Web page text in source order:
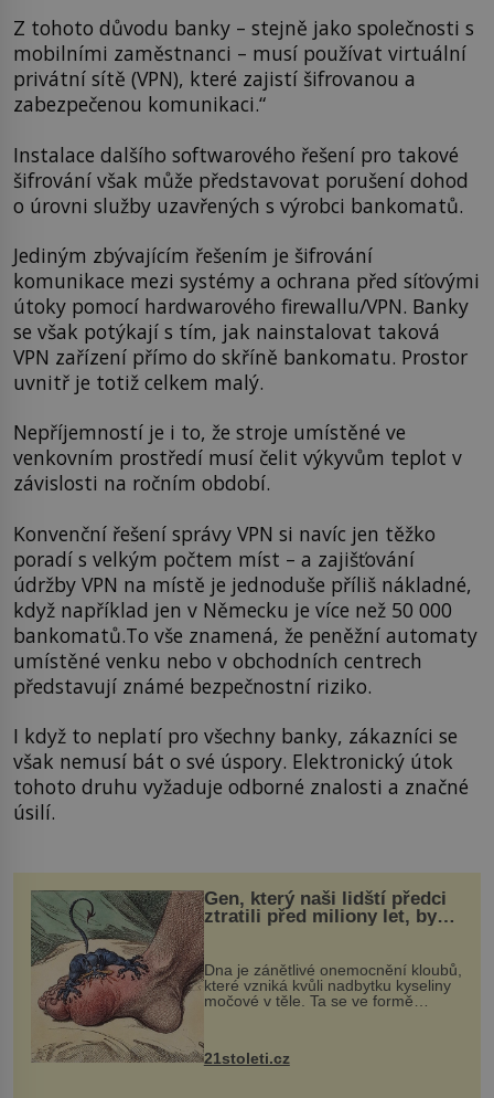
Z tohoto důvodu banky – stejně jako společnosti s
mobilními zaměstnanci – musí používat virtuální
privátní sítě (VPN), které zajistí šifrovanou a
zabezpečenou komunikaci.“
Instalace dalšího softwarového řešení pro takové
šifrování však může představovat porušení dohod
o úrovni služby uzavřených s výrobci bankomatů.
Jediným zbývajícím řešením je šifrování
komunikace mezi systémy a ochrana před síťovými
útoky pomocí hardwarového firewallu/VPN. Banky
se však potýkají s tím, jak nainstalovat taková
VPN zařízení přímo do skříně bankomatu. Prostor
uvnitř je totiž celkem malý.
Nepříjemností je i to, že stroje umístěné ve
venkovním prostředí musí čelit výkyvům teplot v
závislosti na ročním období.
Konvenční řešení správy VPN si navíc jen těžko
poradí s velkým počtem míst – a zajišťování
údržby VPN na místě je jednoduše příliš nákladné,
když například jen v Německu je více než 50 000
bankomatů.To vše znamená, že peněžní automaty
umístěné venku nebo v obchodních centrech
představují známé bezpečnostní riziko.
I když to neplatí pro všechny banky, zákazníci se
však nemusí bát o své úspory. Elektronický útok
tohoto druhu vyžaduje odborné znalosti a značné
úsilí.
Gen, který naši lidští předci
ztratili před miliony let, by
mohl pomoci s léčbou
„nemoci králů“
Dna je zánětlivé onemocnění kloubů,
které vzniká kvůli nadbytku kyseliny
močové v těle. Ta se ve formě
nohou, a způsobuje bole...
21stoleti.cz